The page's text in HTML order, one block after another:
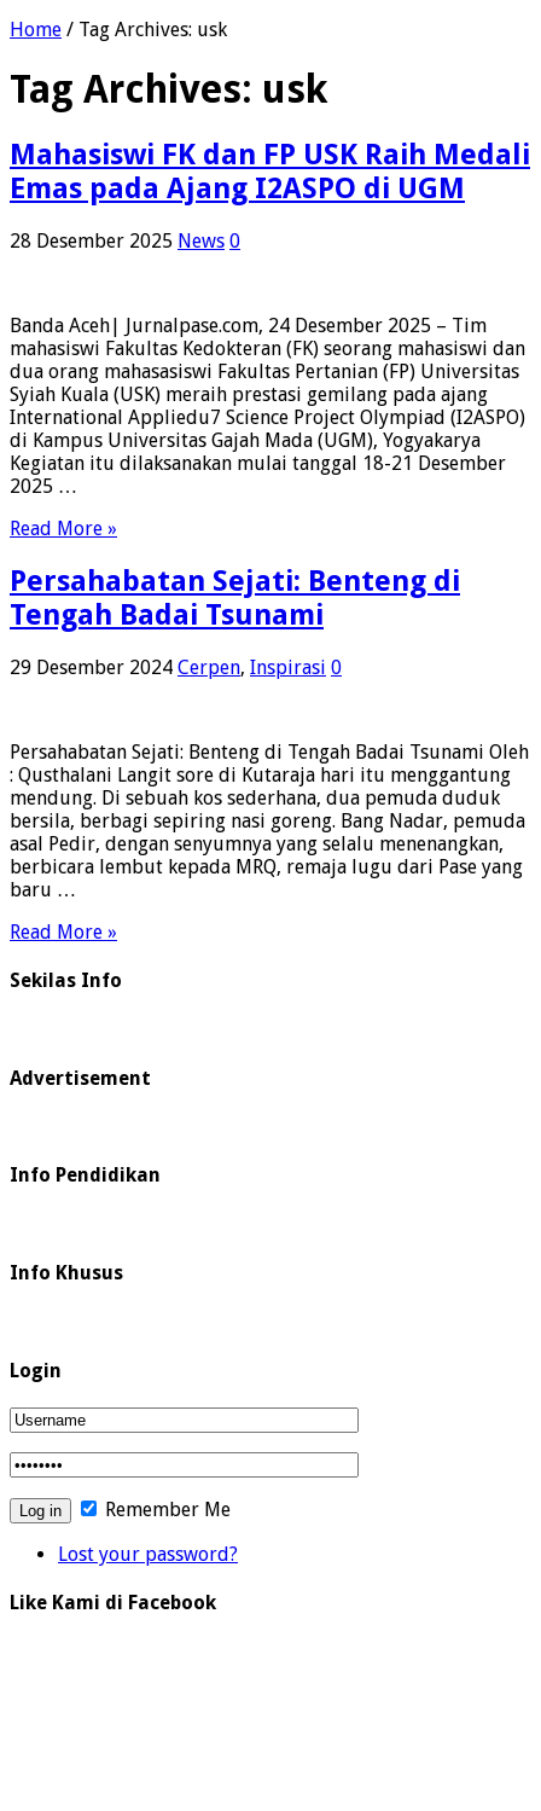
Home / Tag Archives: usk
Tag Archives: usk
Mahasiswi FK dan FP USK Raih Medali
Emas pada Ajang I2ASPO di UGM
28 Desember 2025 News 0
Banda Aceh| Jurnalpase.com, 24 Desember 2025 – Tim
mahasiswi Fakultas Kedokteran (FK) seorang mahasiswi dan
dua orang mahasasiswi Fakultas Pertanian (FP) Universitas
Syiah Kuala (USK) meraih prestasi gemilang pada ajang
International Appliedu7 Science Project Olympiad (I2ASPO)
di Kampus Universitas Gajah Mada (UGM), Yogyakarya
Kegiatan itu dilaksanakan mulai tanggal 18-21 Desember
2025 …
Read More »
Persahabatan Sejati: Benteng di
Tengah Badai Tsunami
29 Desember 2024 Cerpen, Inspirasi 0
Persahabatan Sejati: Benteng di Tengah Badai Tsunami Oleh
: Qusthalani Langit sore di Kutaraja hari itu menggantung
mendung. Di sebuah kos sederhana, dua pemuda duduk
bersila, berbagi sepiring nasi goreng. Bang Nadar, pemuda
asal Pedir, dengan senyumnya yang selalu menenangkan,
berbicara lembut kepada MRQ, remaja lugu dari Pase yang
baru …
Read More »
Sekilas Info
Advertisement
Info Pendidikan
Info Khusus
Login
Remember Me
Lost your password?
Like Kami di Facebook